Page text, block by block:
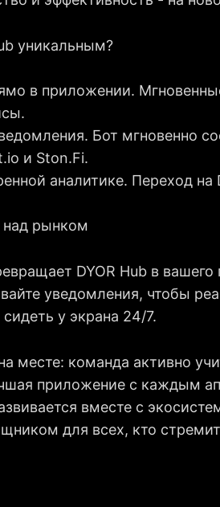
уникальным?
в приложении.
Бот мгновенно
и Ston.Fi.
аналитике. Переход на
рынком
DYOR Hub в вашего
уведомления, чтобы
у экрана 24/7.
месте: команда активно
приложение с каждым
вместе с
для всех, кто